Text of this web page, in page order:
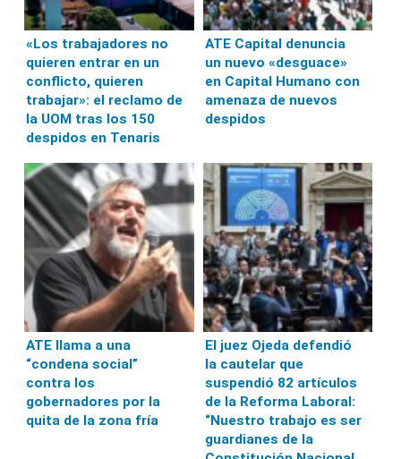
«Los trabajadores no
quieren entrar en un
conflicto, quieren
trabajar»: el reclamo de
la UOM tras los 150
despidos en Tenaris
ATE Capital denuncia
un nuevo «desguace»
en Capital Humano con
amenaza de nuevos
despidos
ATE llama a una
“condena social”
contra los
gobernadores por la
quita de la zona fría
El juez Ojeda defendió
la cautelar que
suspendió 82 artículos
de la Reforma Laboral:
“Nuestro trabajo es ser
guardianes de la